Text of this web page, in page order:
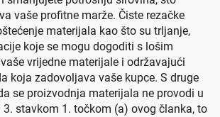
vaše profitne marže. Čiste rezačke
materijala kao što su trljanje,
koje se mogu dogoditi s lošim
vrijedne materijale i održavajući
koja zadovoljava vaše kupce. S druge
se proizvodnja materijala ne provodi u
stavkom 1. točkom (a) ovog članka, to